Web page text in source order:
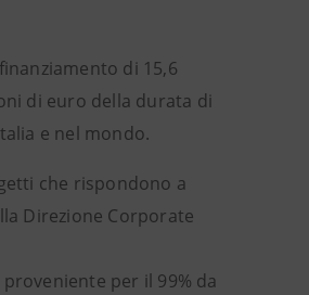
di 15,6
di euro della durata di
e nel mondo.
che rispondono a
Direzione Corporate
per il 99% da